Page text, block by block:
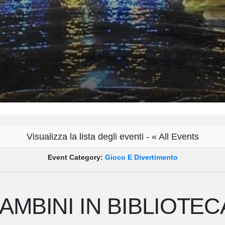
Visualizza la lista degli eventi - « All Events
Event Category: Gioco E Divertimento
IN